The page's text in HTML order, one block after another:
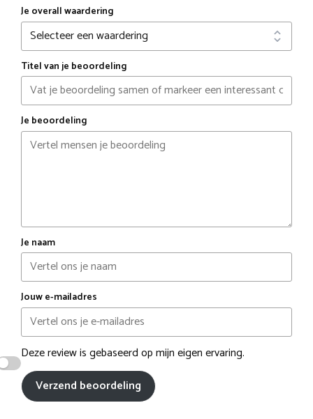
Je overall waardering
Titel van je beoordeling
Je beoordeling
Je naam
Jouw e-mailadres
Deze review is gebaseerd op mijn eigen ervaring.
Verzend beoordeling